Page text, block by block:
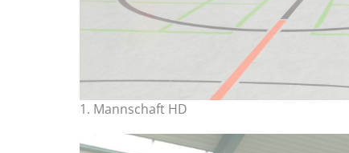
1. Mannschaft HD